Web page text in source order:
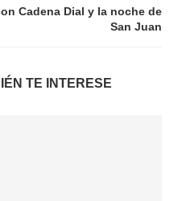
Cadena Dial y la noche de
San Juan
TE INTERESE